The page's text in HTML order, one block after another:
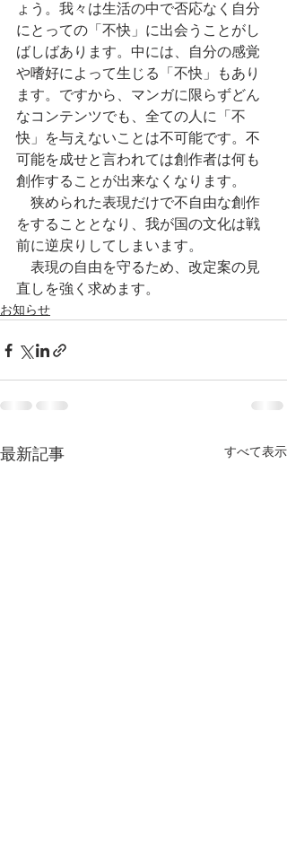
ょう。我々は生活の中で否応なく自分
にとっての「不快」に出会うことがし
ばしばあります。中には、自分の感覚
や嗜好によって生じる「不快」もあり
ます。ですから、マンガに限らずどん
なコンテンツでも、全ての人に「不
快」を与えないことは不可能です。不
可能を成せと言われては創作者は何も
創作することが出来なくなります。
狭められた表現だけで不自由な創作
をすることとなり、我が国の文化は戦
前に逆戻りしてしまいます。
表現の自由を守るため、改定案の見
直しを強く求めます。
お知らせ
最新記事 すべて表示